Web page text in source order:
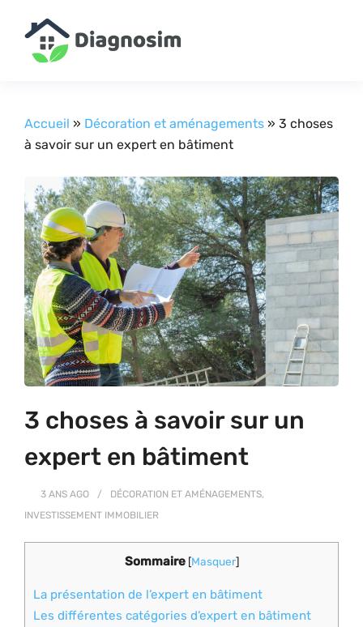
Accueil » Décoration et aménagements » 3 choses
à savoir sur un expert en bâtiment
3 choses à savoir sur un
expert en bâtiment
3 ANS AGO DÉCORATION ET AMÉNAGEMENTS,
INVESTISSEMENT IMMOBILIER
Sommaire [Masquer]
La présentation de l’expert en bâtiment
Les différentes catégories d’expert en bâtiment